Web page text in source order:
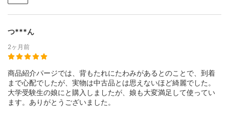
つ***ん
2ヶ月前
商品紹介パージでは、背もたれにたわみがあるとのことで、到着
まで心配でしたが、実物は中古品とは思えないほど綺麗でした。
大学受験生の娘にと購入しましたが、娘も大変満足して使ってい
ます。ありがとうございました。